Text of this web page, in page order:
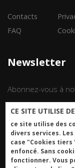
Contacts
FAQ
Newsletter
Abonnez-vous à
CE SITE UTILISE
ce site utilise des
divers services.
case "Cookies tiers
enfoncé. Sans
fonctionner. Vous